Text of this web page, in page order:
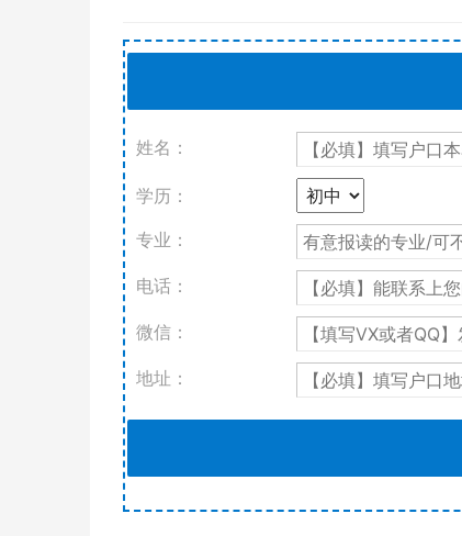
姓名：
学历：
专业：
电话：
微信：
地址：